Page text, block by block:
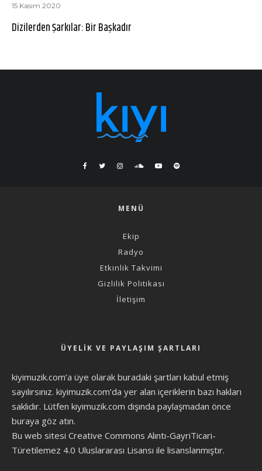
15 Kasım 2020
Dizilerden Şarkılar: Bir Başkadır
MENÜ
Ekip
Radyo
Etkinlik Takvimi
Gizlilik Politikası
İletişim
ÜYELIK VE PAYLAŞIM ŞARTLARI
kiyimuzik.com’a üye olarak buradaki şartları kabul etmiş
sayılırsınız. kiyimuzik.com’da yer alan içeriklerin bazı hakları
saklıdır. Lütfen kiyimuzik.com dışında paylaşmadan önce
buraya göz atın.
Bu web sitesi Creative Commons Alıntı-GayriTicari-
Türetilemez 4.0 Uluslararası Lisansı ile lisanslanmıştır.